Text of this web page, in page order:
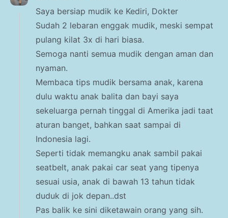
Saya bersiap mudik ke Kediri, Dokter
Sudah 2 lebaran enggak mudik, meski sempat
pulang kilat 3x di hari biasa.
Semoga nanti semua mudik dengan aman dan
nyaman.
Membaca tips mudik bersama anak, karena
dulu waktu anak balita dan bayi saya
sekeluarga pernah tinggal di Amerika jadi taat
aturan banget, bahkan saat sampai di
Indonesia lagi.
Seperti tidak memangku anak sambil pakai
seatbelt, anak pakai car seat yang tipenya
sesuai usia, anak di bawah 13 tahun tidak
duduk di jok depan..dst
Pas balik ke sini diketawain orang yang sih.